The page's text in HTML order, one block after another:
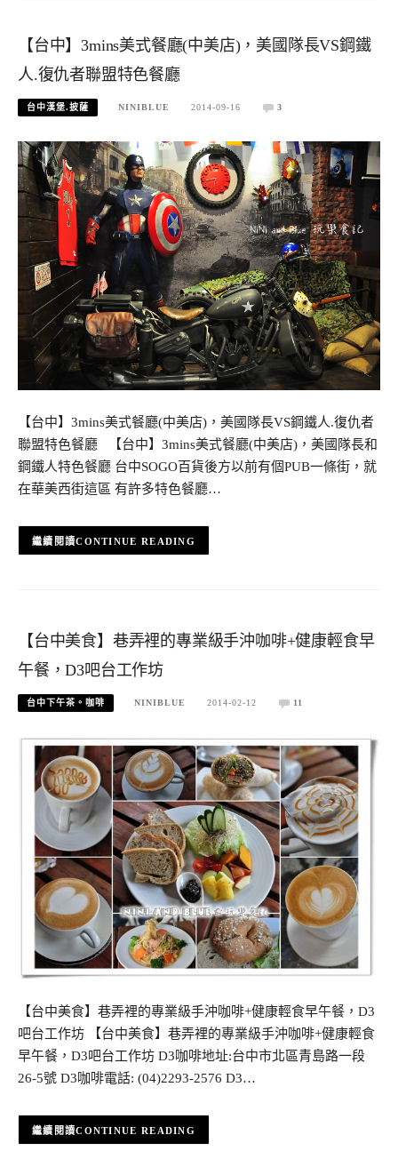
【台中】3mins美式餐廳(中美店)，美國隊長VS鋼鐵
人.復仇者聯盟特色餐廳
台中漢堡.披薩 NINIBLUE 2014-09-16 3
【台中】3mins美式餐廳(中美店)，美國隊長VS鋼鐵人.復仇者
聯盟特色餐廳 【台中】3mins美式餐廳(中美店)，美國隊長和
鋼鐵人特色餐廳 台中SOGO百貨後方以前有個PUB一條街，就
在華美西街這區 有許多特色餐廳…
CONTINUE READING
【台中美食】巷弄裡的專業級手沖咖啡+健康輕食早
午餐，D3吧台工作坊
台中下午茶。咖啡 NINIBLUE 2014-02-12 11
【台中美食】巷弄裡的專業級手沖咖啡+健康輕食早午餐，D3
吧台工作坊 【台中美食】巷弄裡的專業級手沖咖啡+健康輕食
早午餐，D3吧台工作坊 D3咖啡地址:台中市北區青島路一段
26-5號 D3咖啡電話: (04)2293-2576 D3…
CONTINUE READING